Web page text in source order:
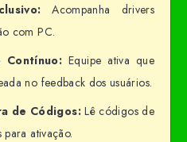
Acompanha drivers
com PC.
Contínuo: Equipe ativa que
no feedback dos usuários.
de Códigos:Lê códigos de
para ativação.